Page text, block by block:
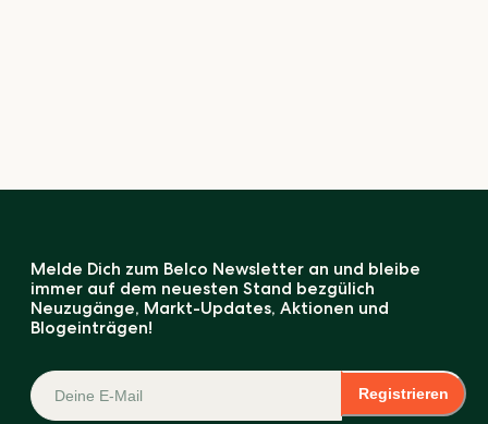
Melde Dich zum Belco Newsletter an und bleibe
immer auf dem neuesten Stand bezgülich
Neuzugänge, Markt-Updates, Aktionen und
Blogeinträgen!
Registrieren